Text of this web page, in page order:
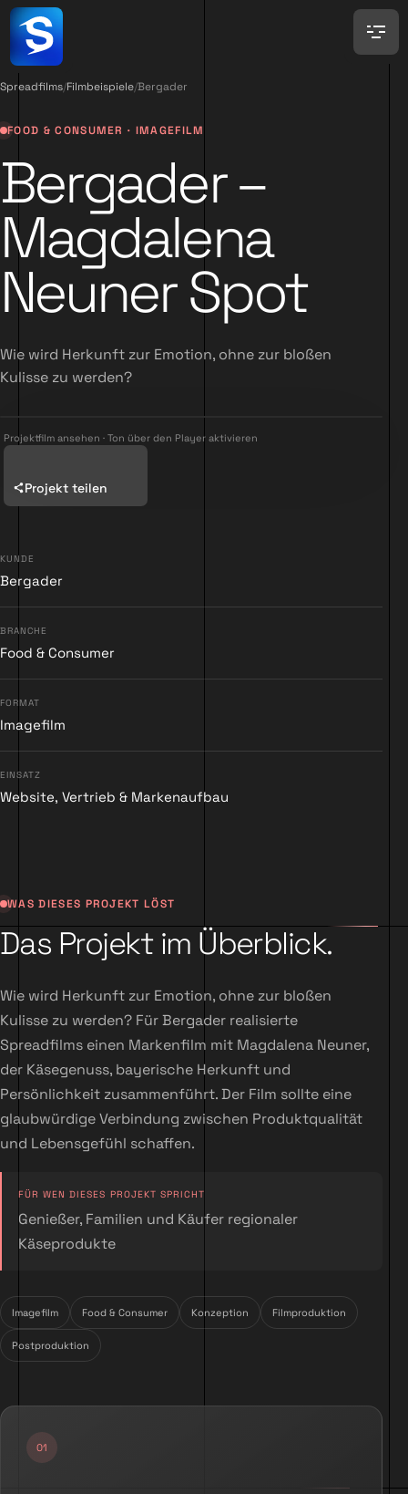
Spreadfilms/Filmbeispiele/Bergader
FOOD & CONSUMER · IMAGEFILM
Bergader –
Magdalena
Neuner Spot
Wie wird Herkunft zur Emotion, ohne zur bloßen
Kulisse zu werden?
Projektfilm ansehen · Ton über den Player aktivieren
Projekt teilen
KUNDE
Bergader
BRANCHE
Food & Consumer
FORMAT
Imagefilm
EINSATZ
Website, Vertrieb & Markenaufbau
WAS DIESES PROJEKT LÖST
Das Projekt im Überblick.
Wie wird Herkunft zur Emotion, ohne zur bloßen
Kulisse zu werden? Für Bergader realisierte
Spreadfilms einen Markenfilm mit Magdalena Neuner,
der Käsegenuss, bayerische Herkunft und
Persönlichkeit zusammenführt. Der Film sollte eine
glaubwürdige Verbindung zwischen Produktqualität
und Lebensgefühl schaffen.
FÜR WEN DIESES PROJEKT SPRICHT
Genießer, Familien und Käufer regionaler
Käseprodukte
Imagefilm Food & Consumer Konzeption Filmproduktion
Postproduktion